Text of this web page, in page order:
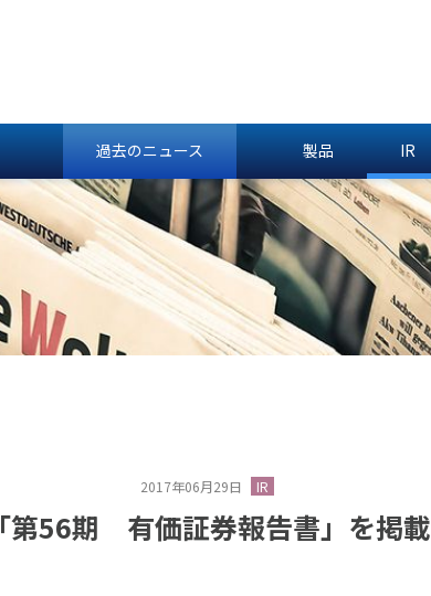
過去のニュース 製品 IR
2017年06月29日 IR
「第56期 有価証券報告書」を掲載